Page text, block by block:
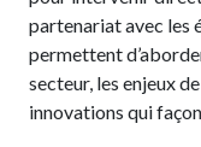
partenariat avec les
permettent
secteur, les enjeux
innovations qui